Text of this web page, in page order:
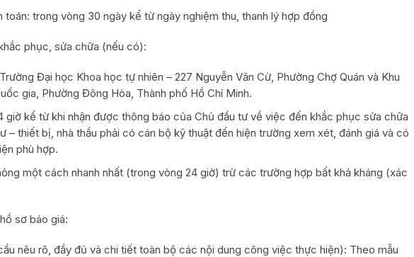
toán: trong vòng 30 ngày kể từ ngày nghiệm thu, thanh lý hợp đồng
phục, sửa chữa (nếu có):
Đại học Khoa học tự nhiên – 227 Nguyễn Văn Cừ, Phường Chợ Quán và Khu
gia, Phường Đông Hòa, Thành phố Hồ Chí Minh.
giờ kể từ khi nhận được thông báo của Chủ đầu tư về việc đến khắc phục sửa chữa
– thiết bị, nhà thầu phải có cán bộ kỹ thuật đến hiện trường xem xét, đánh giá và có
phù hợp.
một cách nhanh nhất (trong vòng 24 giờ) trừ các trường hợp bất khả kháng (xác
sơ báo giá:
nêu rõ, đầy đủ và chi tiết toàn bộ các nội dung công việc thực hiện): Theo mẫu